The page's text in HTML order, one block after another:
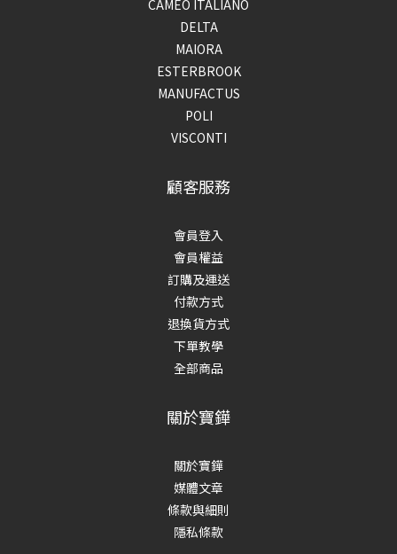
CAMEO ITALIANO
DELTA
MAIORA
ESTERBROOK
MANUFACTUS
POLI
VISCONTI
顧客服務
會員登入
會員權益
訂購及運送
付款方式
退換貨方式
下單教學
全部商品
關於寶鏵
關於寶鏵
媒體文章
條款與細則
隱私條款